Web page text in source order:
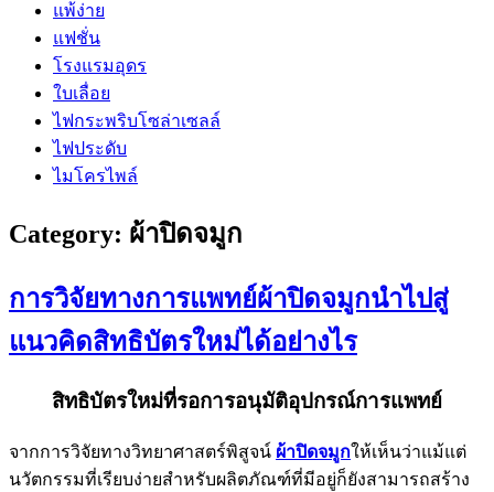
แพ้ง่าย
แฟชั่น
โรงแรมอุดร
ใบเลื่อย
ไฟกระพริบโซล่าเซลล์
ไฟประดับ
ไมโครไพล์
Category: ผ้าปิดจมูก
การวิจัยทางการแพทย์ผ้าปิดจมูกนำไปสู่
แนวคิดสิทธิบัตรใหม่ได้อย่างไร
สิทธิบัตรใหม่ที่รอการอนุมัติอุปกรณ์การแพทย์
จากการวิจัยทางวิทยาศาสตร์พิสูจน์ ผ้าปิดจมูกให้เห็นว่าแม้แต่
นวัตกรรมที่เรียบง่ายสำหรับผลิตภัณฑ์ที่มีอยู่ก็ยังสามารถสร้าง